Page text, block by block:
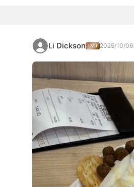
Li Dickson 2025/10/06